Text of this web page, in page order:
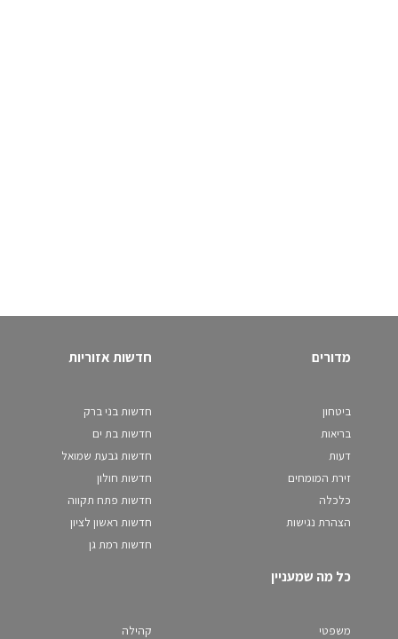
מדורים
ביטחון
בריאות
דעות
זירת המומחים
כלכלה
הצהרת נגישות
חדשות אזוריות
חדשות בני ברק
חדשות בת ים
חדשות גבעת שמואל
חדשות חולון
חדשות פתח תקווה
חדשות ראשון לציון
חדשות רמת גן
כל מה שמעניין
משפטי
קהילה